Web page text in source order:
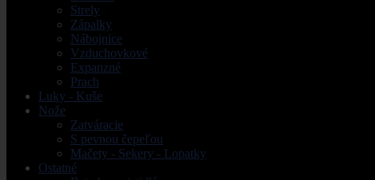
Strely
Zápalky
Nábojnice
Vzduchovkové
Expanzné
Prach
Luky - Kuše
Nože
Zatváracie
S pevnou čepeľou
Mačety - Sekery - Lopatky
Ostatné